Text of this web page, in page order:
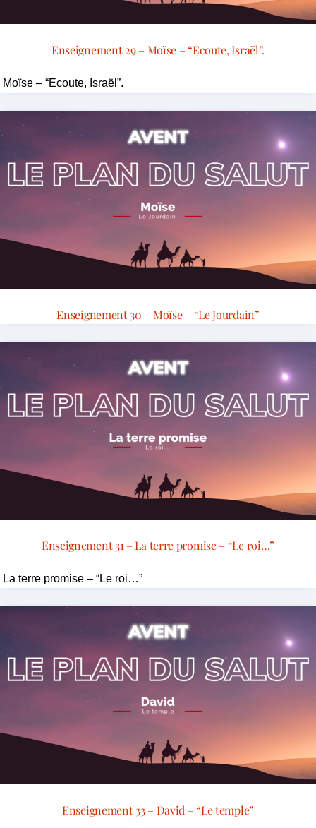
Enseignement 29 – Moïse – “Ecoute, Israël”.
Moïse – “Ecoute, Israël”.
Enseignement 30 – Moïse – “Le Jourdain”
Enseignement 31 – La terre promise – “Le roi…”
La terre promise – “Le roi…”
Enseignement 33 – David – “Le temple”